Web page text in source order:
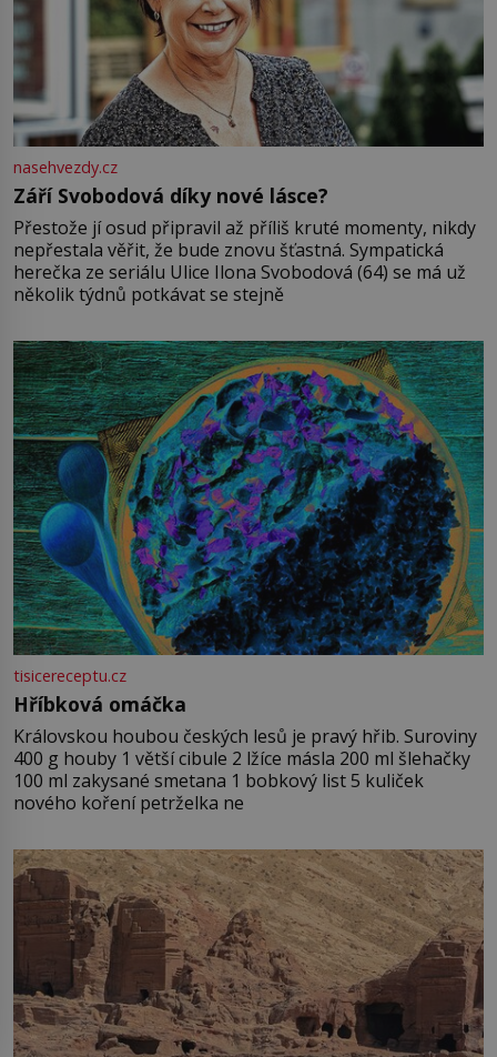
nasehvezdy.cz
Září Svobodová díky nové lásce?
Přestože jí osud připravil až příliš kruté momenty, nikdy
nepřestala věřit, že bude znovu šťastná. Sympatická
herečka ze seriálu Ulice Ilona Svobodová (64) se má už
několik týdnů potkávat se stejně
tisicereceptu.cz
Hříbková omáčka
Královskou houbou českých lesů je pravý hřib. Suroviny
400 g houby 1 větší cibule 2 lžíce másla 200 ml šlehačky
100 ml zakysané smetana 1 bobkový list 5 kuliček
nového koření petrželka ne